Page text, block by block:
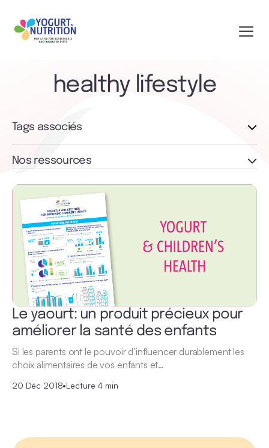
healthy lifestyle
Le yaourt: un produit précieux pour
améliorer la santé des enfants
Si les parents ont le pouvoir d’influencer durablement les
choix alimentaires de vos enfants et…
20 Déc 2018•Lecture 4 min
Tags associés
Nos ressources